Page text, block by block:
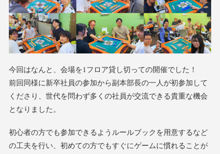
今回はなんと、会場を1フロア貸し切っての開催でした！
前回同様に新卒社員の参加から副本部長の一人が初参加して
くださり、世代を問わず多くの社員が交流できる貴重な機会
となりました。
初心者の方でも参加できるようルールブックを用意するなど
の工夫を行い、初めての方でもすぐにゲームに慣れることが